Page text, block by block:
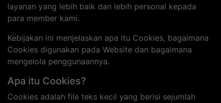
layanan yang lebih baik dan lebih personal kepada
para member kami.
Kebijakan ini menjelaskan apa itu Cookies, bagaimana
Cookies digunakan pada Website dan bagaimana
mengelola penggunaannya.
Apa itu Cookies?
Cookies adalah file teks kecil yang berisi sejumlah